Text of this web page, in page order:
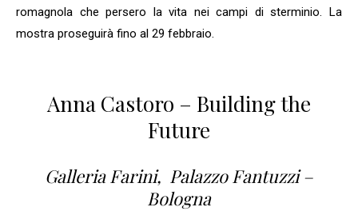
romagnola che persero la vita nei campi di sterminio. La
mostra proseguirà fino al 29 febbraio.
Anna Castoro – Building the
Future
Galleria Farini, Palazzo Fantuzzi –
Bologna